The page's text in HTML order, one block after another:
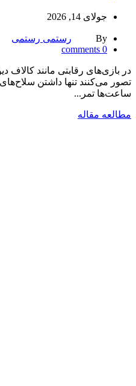
جولای 14, 2026
By
رستمی رستمی
0
comments
در بازی‌های رقابتی مانند کالاف
تصور می‌کنند تنها داشتن
ساعت‌ها تمر...
مطالعه مقاله